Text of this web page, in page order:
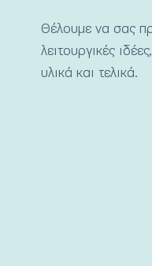
Θέλουμε να σας
λειτουργικές
υλικά και τελικά.